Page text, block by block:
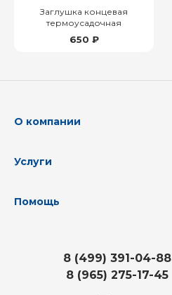
Заглушка концевая
термоусадочная
650 ₽
О компании
Услуги
Помощь
8 (499) 391-04-88
8 (965) 275-17-45